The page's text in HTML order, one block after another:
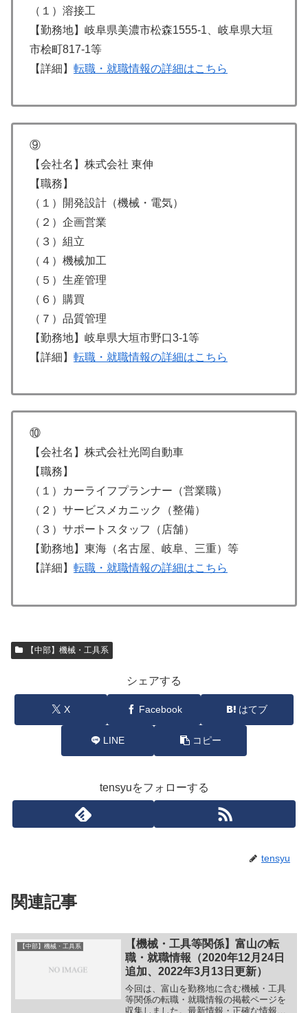
（１）溶接工
【勤務地】岐阜県美濃市松森1555-1、岐阜県大垣
市桧町817-1等
【詳細】 転職・就職情報の詳細はこちら
⑨
【会社名】株式会社 東伸
【職務】
（１）開発設計（機械・電気）
（２）企画営業
（３）組立
（４）機械加工
（５）生産管理
（６）購買
（７）品質管理
【勤務地】岐阜県大垣市野口3-1等
【詳細】 転職・就職情報の詳細はこちら
⑩
【会社名】株式会社光岡自動車
【職務】
（１）カーライフプランナー（営業職）
（２）サービスメカニック（整備）
（３）サポートスタッフ（店舗）
【勤務地】東海（名古屋、岐阜、三重）等
【詳細】 転職・就職情報の詳細はこちら
【中部】機械・工具系
シェアする
X Facebook はてブ
LINE コピー
tensyuをフォローする
tensyu
関連記事
【中部】機械・工具系
【機械・工具等関係】富山の転
職・就職情報（2020年12月24日
追加、2022年3月13日更新）
今回は、富山を勤務地に含む機械・工具
等関係の転職・就職情報の掲載ページを
収集しました。最新情報・正確な情報は